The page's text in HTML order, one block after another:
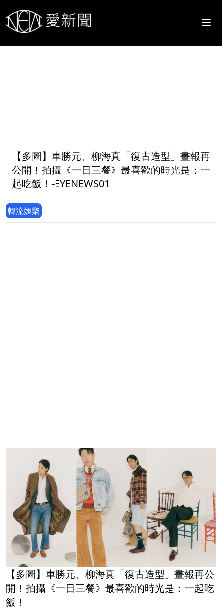
【多圖】車勝元、柳海真「復古造型」畫報再
公開！拍攝《一日三餐》最喜歡的時光是：一
起吃飯！-EYENEWS01
韓流娛樂
【多圖】車勝元、柳海真「復古造型」畫報再公
開！拍攝《一日三餐》最喜歡的時光是：一起吃
飯！